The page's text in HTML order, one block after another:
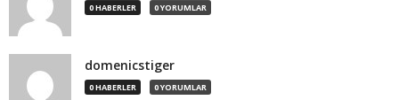
0 HABERLER 0 YORUMLAR
domenicstiger
0 HABERLER 0 YORUMLAR